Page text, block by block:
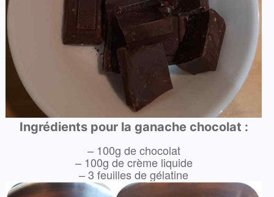
Ingrédients pour la ganache chocolat :
– 100g de chocolat
– 100g de crème liquide
– 3 feuilles de gélatine